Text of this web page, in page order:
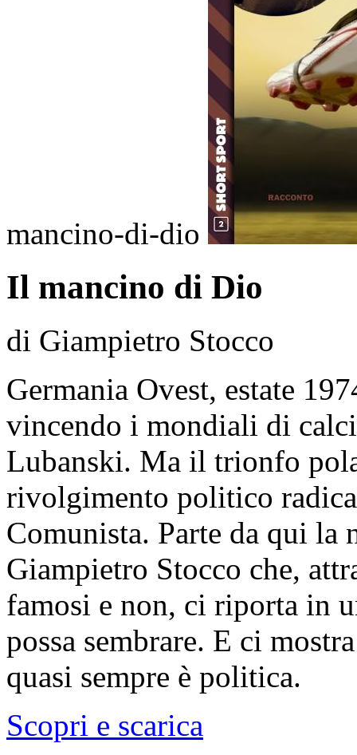
mancino-di-dio
Il mancino di Dio
di Giampietro Stocco
Germania Ovest, estate
vincendo i mondiali di
Lubanski. Ma il trionfo
rivolgimento politico
Comunista. Parte da qui la
Giampietro Stocco che,
famosi e non, ci riporta in
possa sembrare. E ci
quasi sempre è politica.
Scopri e scarica